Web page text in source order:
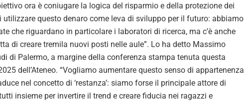
e
o
ora è coniugare la logica del risparmio e della protezione dei
questo denaro come leva di sviluppo per il futuro: abbiamo
che riguardano in particolare i laboratori di ricerca, ma c’è anche
di creare tremila nuovi posti nelle aule”. Lo ha detto Massimo
di Palermo, a margine della conferenza stampa tenuta questa
dell’Ateneo. “Vogliamo aumentare questo senso di appartenenza
nel concetto di ‘restanza’: siamo forse il principale attore di
insieme per invertire il trend e creare fiducia nei ragazzi e